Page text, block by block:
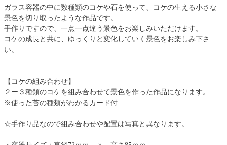
ガラス容器の中に数種類のコケや石を使って、コケの生える小さな
景色を切り取ったような作品です。
手作りですので、一点一点違う景色をお楽しみいただけます。
コケの成長と共に、ゆっくりと変化していく景色をお楽しみ下さ
い。
【コケの組み合わせ】
２ー３種類のコケを組み合わせて景色を作った作品になります。
※使った苔の種類がわかるカード付
☆手作り品なので組み合わせや配置は写真と異なります。